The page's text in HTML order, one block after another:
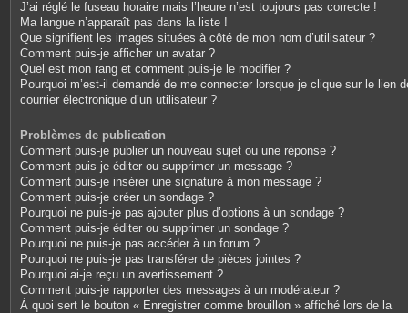
J’ai réglé le fuseau horaire mais l’heure n’est toujours pas correcte !
Ma langue n’apparaît pas dans la liste !
Que signifient les images situées à côté de mon nom d’utilisateur ?
Comment puis-je afficher un avatar ?
Quel est mon rang et comment puis-je le modifier ?
Pourquoi m’est-il demandé de me connecter lorsque je clique sur le lien
courrier électronique d’un utilisateur ?
Problèmes de publication
Comment puis-je publier un nouveau sujet ou une réponse ?
Comment puis-je éditer ou supprimer un message ?
Comment puis-je insérer une signature à mon message ?
Comment puis-je créer un sondage ?
Pourquoi ne puis-je pas ajouter plus d’options à un sondage ?
Comment puis-je éditer ou supprimer un sondage ?
Pourquoi ne puis-je pas accéder à un forum ?
Pourquoi ne puis-je pas transférer de pièces jointes ?
Pourquoi ai-je reçu un avertissement ?
Comment puis-je rapporter des messages à un modérateur ?
À quoi sert le bouton « Enregistrer comme brouillon » affiché lors de la